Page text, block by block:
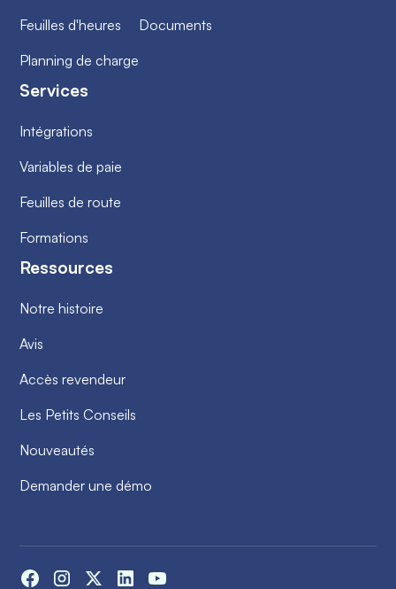
Feuilles d'heures
Planning de charge
Documents
Services
Intégrations
Variables de paie
Feuilles de route
Formations
Ressources
Notre histoire
Avis
Accès revendeur
Les Petits Conseils
Nouveautés
Demander une démo